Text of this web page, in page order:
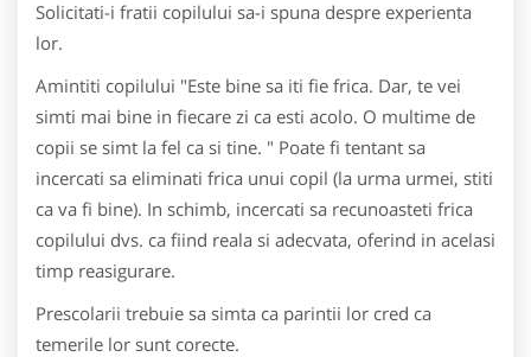
Solicitati-i fratii copilului sa-i spuna despre experienta
lor.
Amintiti copilului "Este bine sa iti fie frica. Dar, te vei
simti mai bine in fiecare zi ca esti acolo. O multime de
copii se simt la fel ca si tine. " Poate fi tentant sa
incercati sa eliminati frica unui copil (la urma urmei, stiti
ca va fi bine). In schimb, incercati sa recunoasteti frica
copilului dvs. ca fiind reala si adecvata, oferind in acelasi
timp reasigurare.
Prescolarii trebuie sa simta ca parintii lor cred ca
temerile lor sunt corecte.